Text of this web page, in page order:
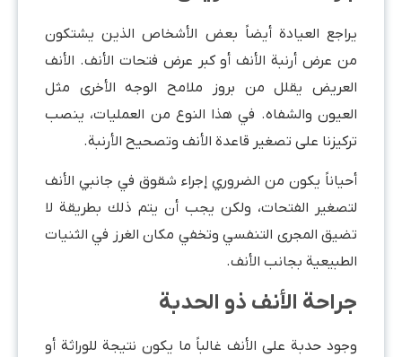
يراجع العيادة أيضاً بعض الأشخاص الذين يشتكون
من عرض أرنبة الأنف أو كبر عرض فتحات الأنف. الأنف
العريض يقلل من بروز ملامح الوجه الأخرى مثل
العيون والشفاه. في هذا النوع من العمليات، ينصب
تركيزنا على تصغير قاعدة الأنف وتصحيح الأرنبة.
أحياناً يكون من الضروري إجراء شقوق في جانبي الأنف
لتصغير الفتحات، ولكن يجب أن يتم ذلك بطريقة لا
تضيق المجرى التنفسي وتخفي مكان الغرز في الثنيات
الطبيعية بجانب الأنف.
جراحة الأنف ذو الحدبة
وجود حدبة على الأنف غالباً ما يكون نتيجة للوراثة أو